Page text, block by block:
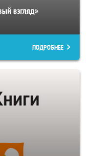
взгляд»
ПОДРОБНЕЕ